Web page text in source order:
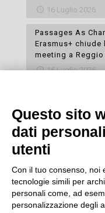
16 Luglio 2026
Passages As
Erasmus+ chiude
meeting a Reggio
16 Luglio 2026
Esami di
cura della
16 Luglio 2026
Questo sito
dati
utenti
Con il tuo consenso, noi
tecnologie simili per
personali come, ad
personalizzazione degli